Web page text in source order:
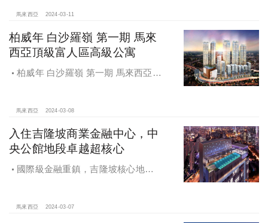
增加，人均GDP穩步上升
馬來西亞 2024-03-11
柏威年 白沙羅嶺 第一期 馬來
西亞頂級富人區高級公寓
柏威年 白沙羅嶺 第一期 馬來西亞頂
目，為住戶打造出的富裕生活圈
馬來西亞 2024-03-08
入住吉隆坡商業金融中心，中
央公館地段卓越超核心
國際級金融重鎮，吉隆坡核心地段
馬來西亞 2024-03-07